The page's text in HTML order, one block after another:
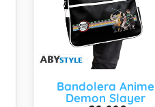
Bandolera Anime
Demon Slayer